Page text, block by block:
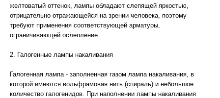
желтоватый оттенок, лампы обладают слепящей яркостью,
отрицательно отражающейся на зрении человека, поэтому
требуют применения соответствующей арматуры,
ограничивающей ослепление.
2. Галогенные лампы накаливания
Галогенная лампа - заполненная газом лампа накаливания, в
которой имеются вольфрамовая нить (спираль) и небольшое
количество галогенидов. При наполнении лампы накаливания